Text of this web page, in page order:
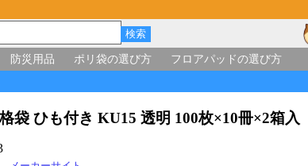
防災用品 ポリ袋の選び方 フロアパッドの選び方
袋 ひも付き KU15 透明 100枚×10冊×2箱入